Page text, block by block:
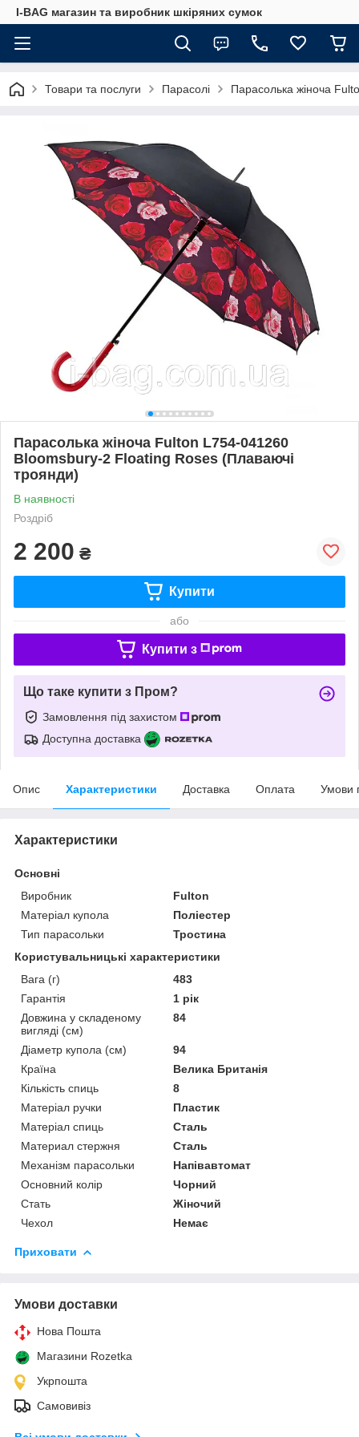
I-BAG магазин та виробник шкіряних сумок
Товари та послуги Парасолі Парасолька жіноча
Парасолька жіноча Fulton L754-041260
Bloomsbury-2 Floating Roses (Плаваючі
троянди)
В наявності
Роздріб
2 200 ₴
Купити
або
Купити з
Що таке купити з Пром?
Замовлення під захистом
Доступна доставка
Опис Характеристики Доставка Оплата Умови
Характеристики
Основні
Виробник
Fulton
Матеріал купола
Поліестер
Тип парасольки
Тростина
Користувальницькі характеристики
Вага (г)
483
Гарантія
1 рік
Довжина у складеному
вигляді (см)
84
Діаметр купола (см)
94
Країна
Велика Британія
Кількість спиць
8
Матеріал ручки
Пластик
Матеріал спиць
Сталь
Материал стержня
Сталь
Механізм парасольки
Напівавтомат
Основний колір
Чорний
Стать
Жіночий
Чехол
Немає
Приховати
Умови доставки
Нова Пошта
Магазини Rozetka
Укрпошта
Самовивіз